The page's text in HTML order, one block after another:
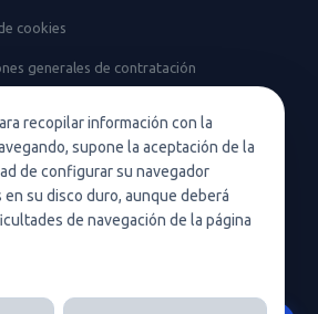
recopilar información con la
supone la aceptación de la
de configurar su navegador
su disco duro, aunque deberá
de navegación de la página
cookies
generales de contratación